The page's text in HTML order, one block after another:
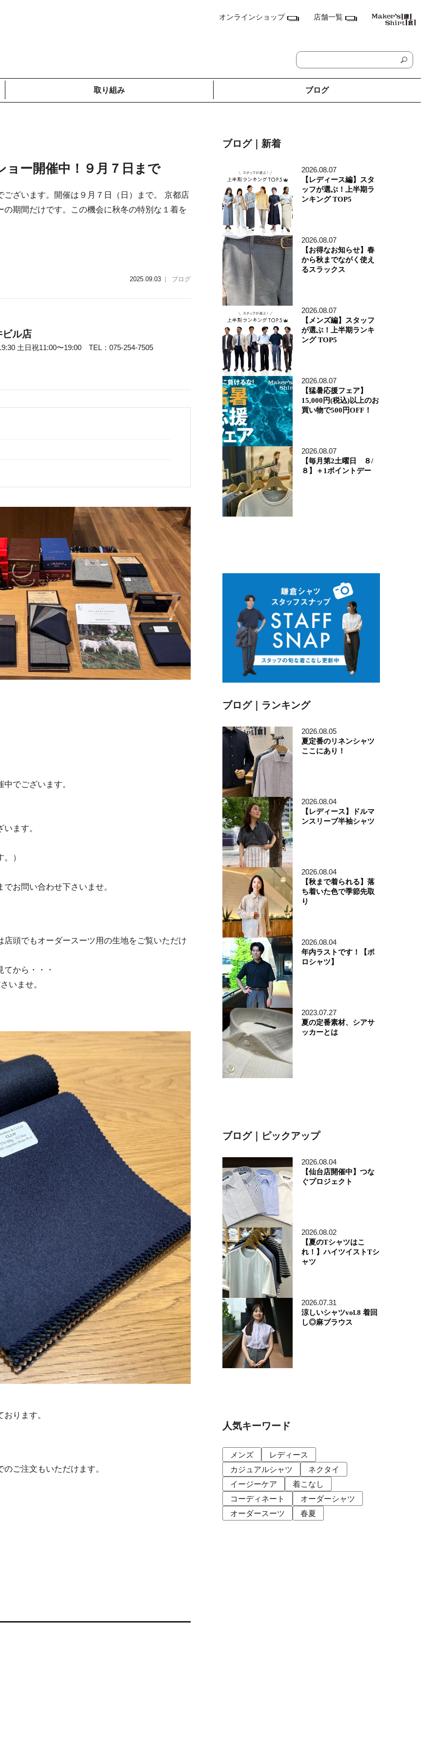
オンラインショップ 店舗一覧
取り組み ブログ
横浜店
ラゾーナ川崎プラザ店
東京都
丸の内丸ビル店
MEN'S アキバ・トリム店
MEN'S 東京ミッドタウン八重洲店
銀座店
アトレ品川店
MEN'S 新宿店
自由が丘MAST店
二子玉川店
MEN'S 渋谷マークシティ店
アトレ恵比寿店
池袋ショッピングパーク店
その他の都道府県
札幌アピア店
仙台シリウス・一番町店
CoCoLo新潟店
名古屋店
京都四条烏丸 三井ビル店
大阪うめきた店
MEN'S 神戸北野坂店
博多深見パークビルディング店
その他
オンラインショップ
商品企画部
人事部（採用）
プレス
貞末奈名子
ディレクター貞末哲兵
貞末タミ子
鎌倉事業構想室
デザイン開発本部
くろすとしゆき
ー開催中！９月７日まで
ざいます。開催は９月７日（日）まで。 京都店
期間だけです。この機会に秋冬の特別な１着を
2025.09.03 ｜ ブログ
ル店
土日祝11:00〜19:00 TEL：075-254-7505
でございます。
ます。
）
お問い合わせ下さいませ。
頭でもオーダースーツ用の生地をご覧いただけ
から・・・
いませ。
ります。
ご注文もいただけます。
ブログ｜新着
2026.08.07
【レディース編】スタ
ッフが選ぶ！上半期ラ
ンキング TOP5
2026.08.07
【お得なお知らせ】春
から秋までながく使え
るスラックス
2026.08.07
【メンズ編】スタッフ
が選ぶ！上半期ランキ
ング TOP5
2026.08.07
【猛暑応援フェア】
15,000円(税込)以上のお
買い物で500円OFF！
2026.08.07
【毎月第2土曜日 ８/
８】＋1ポイントデー
ブログ｜ランキング
2026.08.05
夏定番のリネンシャツ
ここにあり！
2026.08.04
【レディース】ドルマ
ンスリーブ半袖シャツ
2026.08.04
【秋まで着られる】落
ち着いた色で季節先取
り
2026.08.04
年内ラストです！【ポ
ロシャツ】
2023.07.27
夏の定番素材、シアサ
ッカーとは
ブログ｜ピックアップ
2026.08.04
【仙台店開催中】つな
ぐプロジェクト
2026.08.02
【夏のTシャツはこ
れ！】ハイツイストTシ
ャツ
2026.07.31
涼しいシャツvol.8 着回
し◎麻ブラウス
人気キーワード
メンズ
レディース
カジュアルシャツ
ネクタイ
イージーケア
着こなし
コーディネート
オーダーシャツ
オーダースーツ
春夏